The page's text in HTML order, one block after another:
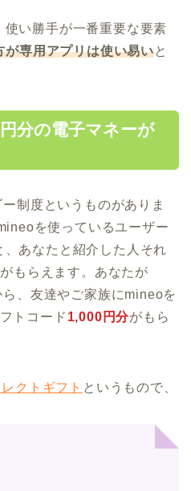
い勝手が一番重要な要素
専用アプリは使い易いと
分の電子マネーが
制度というものがありま
を使っているユーザー
あなたと紹介した人それ
がもらえます。あなたが
、友達やご家族にmineoを
トコード 1,000円分がもら
クトギフト というもので、